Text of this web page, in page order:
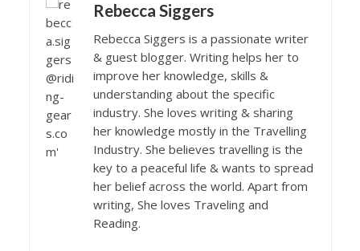
Rebecca Siggers
Rebecca Siggers is a passionate writer
& guest blogger. Writing helps her to
improve her knowledge, skills &
understanding about the specific
industry. She loves writing & sharing
her knowledge mostly in the Travelling
Industry. She believes travelling is the
key to a peaceful life & wants to spread
her belief across the world. Apart from
writing, She loves Traveling and
Reading.